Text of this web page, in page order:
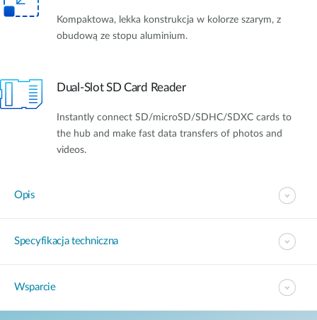
Kompaktowa, lekka konstrukcja w kolorze szarym, z
obudową ze stopu aluminium.
Dual-Slot SD Card Reader
Instantly connect SD/microSD/SDHC/SDXC cards to
the hub and make fast data transfers of photos and
videos.
Opis
Specyfikacja techniczna
Wsparcie